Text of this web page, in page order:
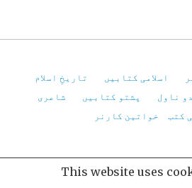
اسلامی کتابیں
تاریخِ اسلام
ناول پشتو کتابیں
شاعری
کتب
خواتین کارنر
This website uses